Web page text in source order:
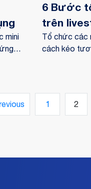
mini
một
bài
6 Bước
trên
tác hiệu
Tổ chức các
cách kéo
hướng dẫn
livestream
1 2